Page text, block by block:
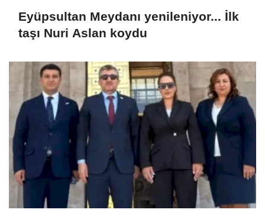
Eyüpsultan Meydanı yenileniyor... İlk
taşı Nuri Aslan koydu